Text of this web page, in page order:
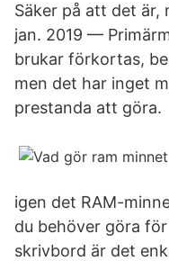
Säker på att det är,
jan. 2019 —
brukar förkortas,
men det har inget
prestanda att göra.
igen det RAM-
du behöver göra
skrivbord är det